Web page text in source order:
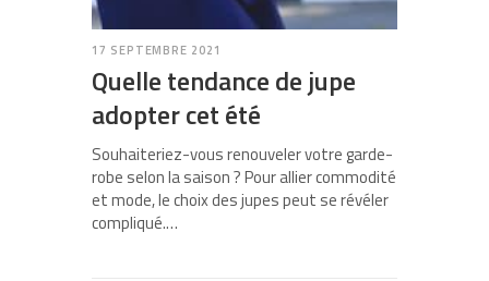
17 SEPTEMBRE 2021
Quelle tendance de jupe
adopter cet été
Souhaiteriez-vous renouveler votre garde-
robe selon la saison ? Pour allier commodité
et mode, le choix des jupes peut se révéler
compliqué.…